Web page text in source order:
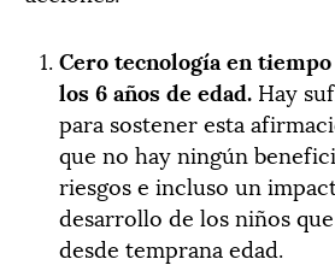
Cero tecnología en
los 6 años de edad. Hay
para sostener esta
que no hay ningún
riesgos e incluso un
desarrollo de los niños
desde temprana edad.